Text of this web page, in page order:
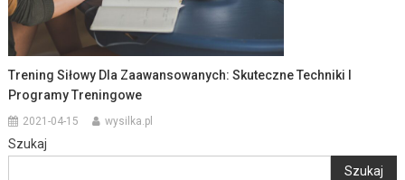
Trening Siłowy Dla Zaawansowanych: Skuteczne Techniki I
Programy Treningowe
2021-04-15 wysilka.pl
Szukaj
Szukaj